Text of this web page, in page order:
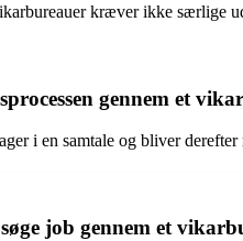
kræver ikke særlige
gennem et
i en samtale og bliver
job gennem et